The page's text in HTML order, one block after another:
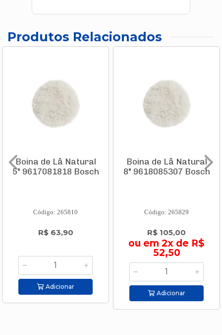
Produtos Relacionados
Boina de Lâ Natural
5" 9617081818 Bosch
Código: 265810
R$ 63,90
Adicionar
Boina de Lâ Natural
8" 9618085307 Bosch
Código: 265829
R$ 105,00
ou em 2x de R$
52,50
Adicionar